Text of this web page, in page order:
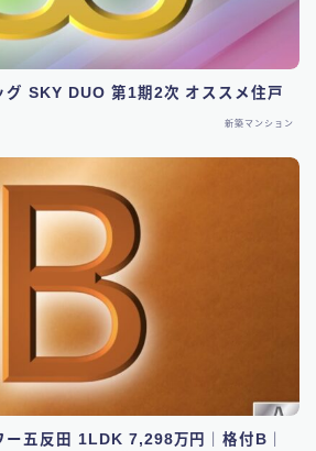
グ SKY DUO 第1期2次 オススメ住戸
新築マンション
ー五反田 1LDK 7,298万円｜格付B｜